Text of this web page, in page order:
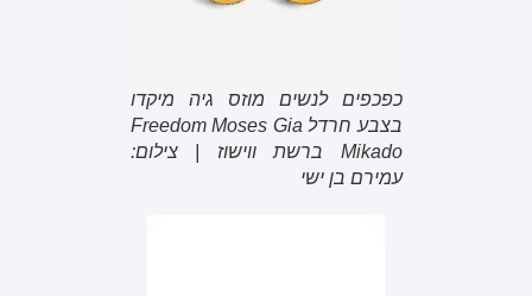
כפכפים לנשים מוזס גיה מיקדו
בצבע חרדל Freedom Moses Gia
Mikado ברשת ווישוז | צילום:
עמירם בן ישי